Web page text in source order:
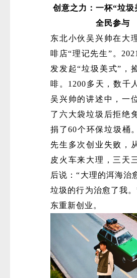
创意之力：一杯“垃圾
全民参与
东北小伙吴兴帅在大
啡店“理记先生”。
发发起“垃圾美式”，
啡。1200多天，数千
吴兴帅的讲述中，一
了六大袋垃圾后拒绝
捐了60个环保垃圾桶
先生多次创业失败，
皮火车来大理，三天
后说：“大理的洱海治
垃圾的行为治愈了我
东重新创业。